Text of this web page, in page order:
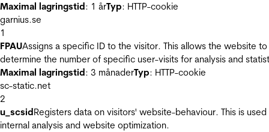
Maximal lagringstid: 1 årTyp: HTTP-cookie
garnius.se
1
FPAUAssigns a specific ID to the visitor. This allows the website to
determine the number of specific user-visits for analysis and
Maximal lagringstid: 3 månaderTyp: HTTP-cookie
sc-static.net
2
u_scsidRegisters data on visitors' website-behaviour. This is
internal analysis and website optimization.